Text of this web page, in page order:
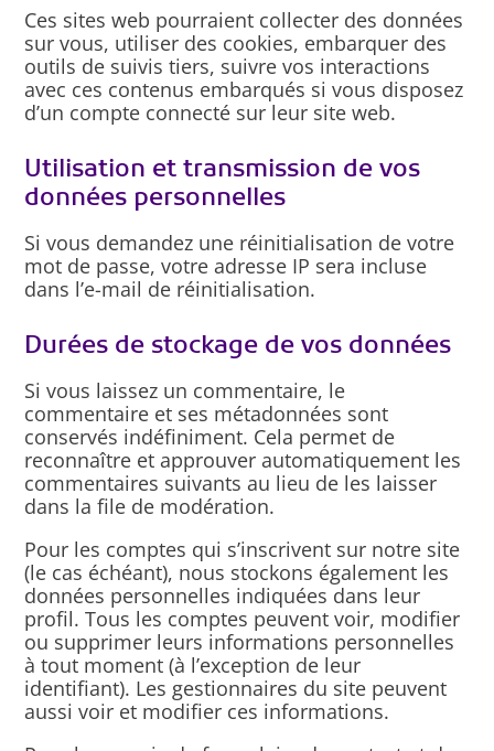
Ces sites web pourraient collecter des données
sur vous, utiliser des cookies, embarquer des
outils de suivis tiers, suivre vos interactions
avec ces contenus embarqués si vous disposez
d’un compte connecté sur leur site web.
Utilisation et transmission de vos
données personnelles
Si vous demandez une réinitialisation de votre
mot de passe, votre adresse IP sera incluse
dans l’e-mail de réinitialisation.
Durées de stockage de vos données
Si vous laissez un commentaire, le
commentaire et ses métadonnées sont
conservés indéfiniment. Cela permet de
reconnaître et approuver automatiquement les
commentaires suivants au lieu de les laisser
dans la file de modération.
Pour les comptes qui s’inscrivent sur notre site
(le cas échéant), nous stockons également les
données personnelles indiquées dans leur
profil. Tous les comptes peuvent voir, modifier
ou supprimer leurs informations personnelles
à tout moment (à l’exception de leur
identifiant). Les gestionnaires du site peuvent
aussi voir et modifier ces informations.